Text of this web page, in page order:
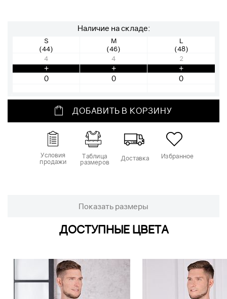
Наличие на складе:
S
(44)
M
(46)
L
(48)
4
+
4
+
2
+
ДОБАВИТЬ В КОРЗИНУ
Условия
продажи
Таблица
размеров
Доставка Избранное
Показать размеры
ДОСТУПНЫЕ ЦВЕТА